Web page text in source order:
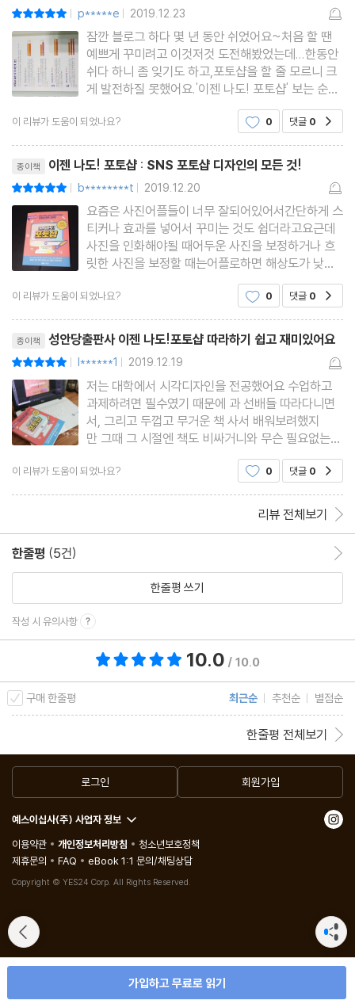
01 함께 떠나요~ 여행 이벤트 디자인하기
02 입체감 있는 감각적인 세일 이벤트 만들기
03 갓 구운 빵처럼 따듯한 베이커리 타이틀 만들기
04 블링블링한 금속 효과의 로켓 배송 디자인하기
05 말랑한 젤리 같은 슬라임 원데이 클래스 디자인하기
Part 5. 트렌디한 그래픽 디자인 키워드
01 개성 있는 팝아트 느낌의 후기 이벤트 만들기
02 믹서 브러시로 패션 위크 이벤트 디자인하기
03 합성만으로 세련된 재즈 콘서트 타이틀 디자인하기
04 세상에 나쁜 개는 없다! 유튜브 섬네일 디자인하기
05 반짝반짝! 네온사인으로 옥상 파티 초대장 만들기
06 사르르~ 달콤한 쿠킹 클래스 디자인하기
07 떠나요! 바다로~ 바캉스 세일 배너 디자인하기
08 새해 복 많이 받으세요! 새해 이벤트 배너 만들기
Part 6. 실전! SNS 포토샵 디자인
02 북유럽 감성의 상세 페이지 레이아웃 디자인하기
03 통일감 있는 시리즈 형태의 카드뉴스 디자인하기
04 구독, 좋아요! 유튜브 채널 아트 만들기
| p*****e | 2019.12.23
잠깐 블로그 하다 몇 년 동안 쉬었어요~처음 할 땐
예쁘게 꾸미려고 이것저것 도전해봤었는데...한동안
쉬다 하니 좀 잊기도 하고,포토샵을 할 줄 모르니 크
게 발전하질 못했어요.'이젠 나도! 포토샵' 보는 순간
이 책 한 권 독파하면 나도 파블처럼 프로페셔널한
블로거가 되지 않을까~? 혼자만의... ㅋ오래간만에
정말 읽고 싶은 책을 만났네요~사실 포토샵 정말 몰
라요.진짜 왕왕 초
이 리뷰가 도움이 되었나요? 0 댓글 0
종이책 이젠 나도! 포토샵 : SNS 포토샵 디자인의 모든 것!
| b********t | 2019.12.20
요즘은 사진어플들이 너무 잘되어있어서간단하게 스
티커나 효과를 넣어서 꾸미는 것도 쉽더라고요근데
사진을 인화해야될 때어두운 사진을 보정하거나 흐
릿한 사진을 보정할 때는어플로하면 해상도가 낮아
지는 단점이 있더라고요그래서 저는 사진인화할 때
주로 포토샵으로 보정해서 인화해줬었어요포토샵으
로 아주 간단한 사진보정은 할 줄 알지만요즘 SNS
에서 예쁜 이미지들이나 다양한
이 리뷰가 도움이 되었나요? 0 댓글 0
종이책 성안당출판사 이젠 나도!포토샵 따라하기 쉽고 재미있어요
| l******1 | 2019.12.19
저는 대학에서 시각디자인을 전공했어요 수업하고
과제하려면 필수였기 때문에 과 선배들 따라다니면
서, 그리고 두껍고 무거운 책 사서 배워보려했지
만 그때 그 시절엔 책도 비싸거니와 무슨 필요없는
내용이 잔뜩 담겨 있어서 따라해보는 것도 재미없고
분명 한글인데 도저히 이해가 안가서 학원을 등록했
이 리뷰가 도움이 되었나요? 0 댓글 0
리뷰 전체보기
한줄평 (5건)
한줄평 쓰기
작성 시 유의사항
10.0 / 10.0
구매 한줄평 최근순 추천순 별점순
한줄평 전체보기
가입하고 무료로 읽기
로그인 회원가입
예스이십사(주) 사업자 정보
이용약관
개인정보처리방침
청소년보호정책
제휴문의
FAQ eBook 1:1 문의/채팅상담
Copyright © YES24 Corp. All Rights Reserved.